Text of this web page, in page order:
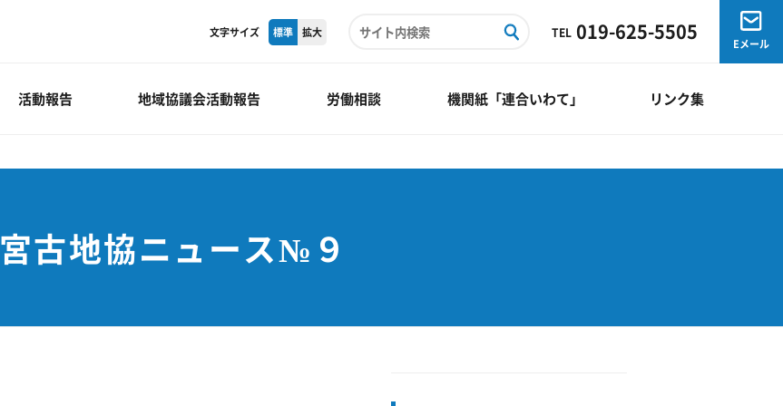
活動報告 地域協議会活動報告 労働相談 機関紙「連合いわて」 リンク集
文字サイズ 標準 拡大 TEL 019-625-5505 Eメール
宮古地協ニュース№９